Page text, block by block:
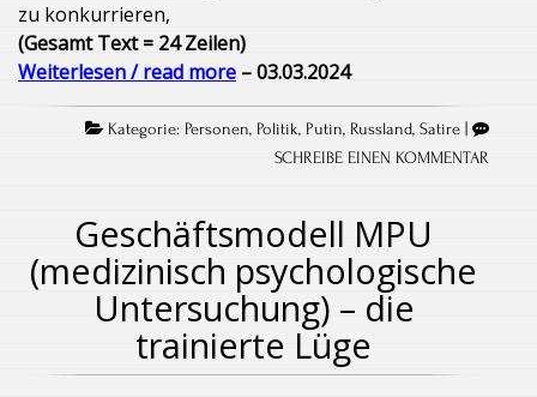
zu konkurrieren,
(Gesamt Text = 24 Zeilen)
Weiterlesen / read more – 03.03.2024
Kategorie: Personen, Politik, Putin, Russland, Satire
SCHREIBE EINEN KOMMENTAR
Geschäftsmodell MPU
(medizinisch psychologische
Untersuchung) – die
trainierte Lüge